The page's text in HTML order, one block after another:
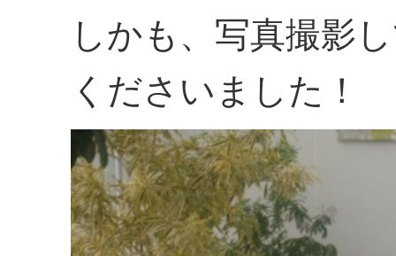
しかも、写真撮影
くださいました！